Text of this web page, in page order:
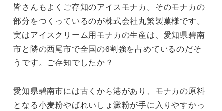
皆さんもよくご存知のアイスモナカ。そのモナカの
部分をつくっているのが株式会社丸繁製菓様です。
実はアイスクリーム用モナカの生産は、愛知県碧南
市と隣の西尾市で全国の6割強を占めているのだそ
うです。ご存知でしたか？
愛知県碧南市には古くから港があり、モナカの原料
となる小麦粉やばれいしょ澱粉が手に入りやすかっ